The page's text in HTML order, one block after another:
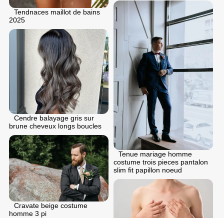
Tendnaces maillot de bains
2025
Tenue mariage homme
costume trois pieces pantalon
slim fit papillon noeud
Cendre balayage gris sur
brune cheveux longs boucles
Cravate beige costume
homme 3 pi